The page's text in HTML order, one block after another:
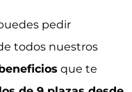
pedir
todos nuestros
que te